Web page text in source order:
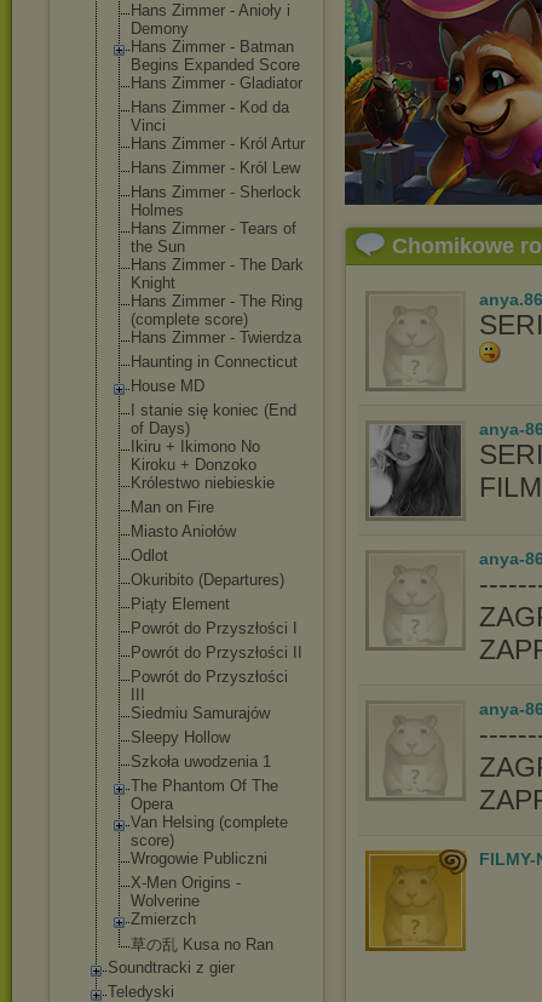
Hans Zimmer - Anioły i
Demony
Hans Zimmer - Batman
Begins Expanded Score
Hans Zimmer - Gladiator
Hans Zimmer - Kod da
Vinci
Hans Zimmer - Król Artur
Hans Zimmer - Król Lew
Hans Zimmer - Sherlock
Holmes
Hans Zimmer - Tears of
the Sun
Hans Zimmer - The Dark
Knight
Hans Zimmer - The Ring
(complete score)
Hans Zimmer - Twierdza
Haunting in Connecticut
House MD
I stanie się koniec (End
of Days)
Ikiru + Ikimono No
Kiroku + Donzoko
Królestwo niebieskie
Man on Fire
Miasto Aniołów
Odlot
Okuribito (Departures)
Piąty Element
Powrót do Przyszłości I
Powrót do Przyszłości II
Powrót do Przyszłości
Siedmiu Samurajów
Sleepy Hollow
Szkoła uwodzenia 1
The Phantom Of The
Opera
Van Helsing (complete
score)
Wrogowie Publiczni
X-Men Origins -
Wolverine
Zmierzch
草の乱 Kusa no Ran
Soundtracki z gier
Teledyski
Chomikowe
anya.86
anya-
anya-
anya-
FILMY-